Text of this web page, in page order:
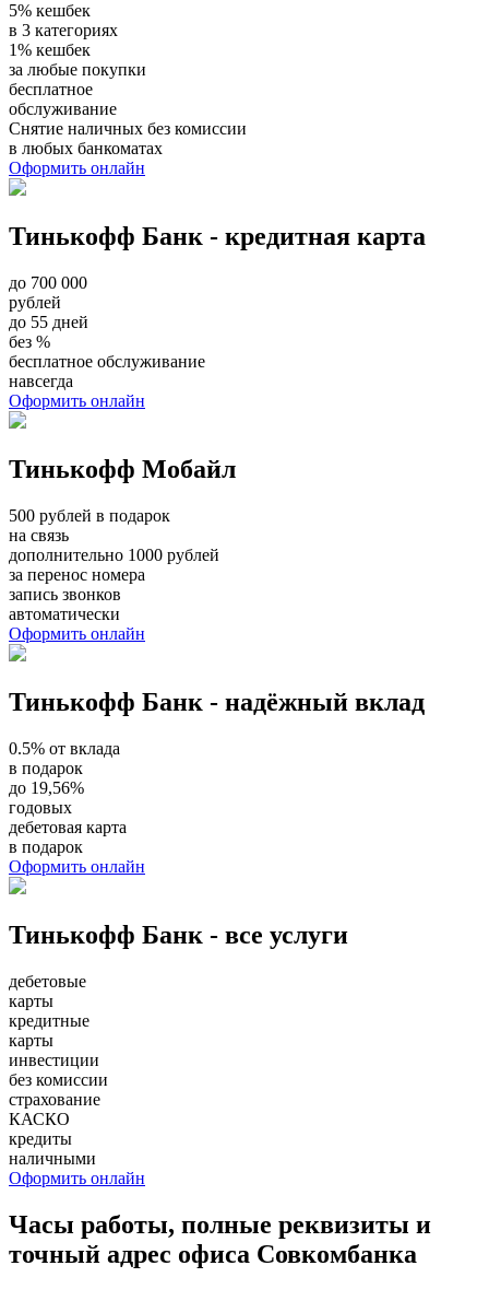
5% кешбек
в 3 категориях
1% кешбек
за любые покупки
бесплатное
обслуживание
Снятие наличных без комиссии
в любых банкоматах
Оформить онлайн
Тинькофф Банк - кредитная карта
до 700 000
рублей
до 55 дней
без %
бесплатное обслуживание
навсегда
Оформить онлайн
Тинькофф Мобайл
500 рублей в подарок
на связь
дополнительно 1000 рублей
за перенос номера
запись звонков
автоматически
Оформить онлайн
Тинькофф Банк - надёжный вклад
0.5% от вклада
в подарок
до 19,56%
годовых
дебетовая карта
в подарок
Оформить онлайн
Тинькофф Банк - все услуги
дебетовые
карты
кредитные
карты
инвестиции
без комиссии
страхование
КАСКО
кредиты
наличными
Оформить онлайн
Часы работы, полные реквизиты и
точный адрес офиса Совкомбанка